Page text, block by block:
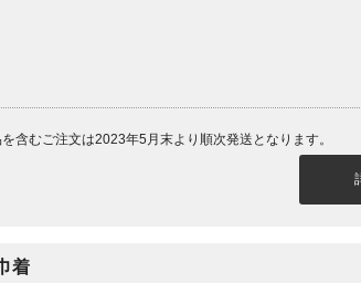
含むご注文は2023年5月末より順次発送となります。
着